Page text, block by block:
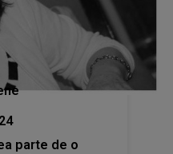
parte de o